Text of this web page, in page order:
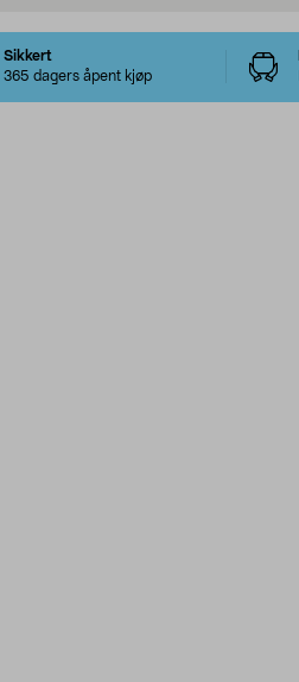
Sikkert
365 dagers åpent kjøp